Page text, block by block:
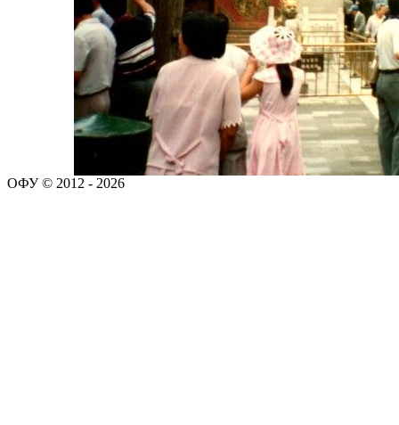
ОФУ © 2012 - 2026